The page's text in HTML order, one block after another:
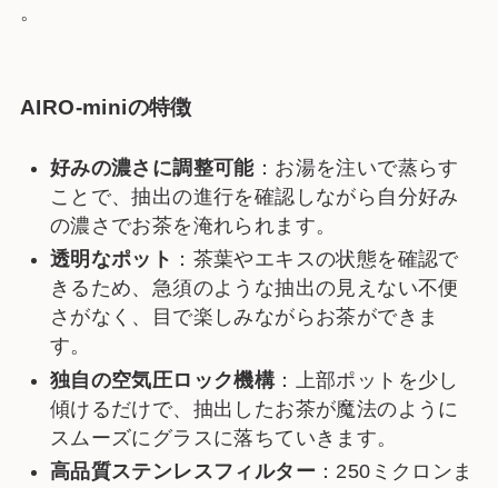
。
AIRO-miniの特徴
好みの濃さに調整可能：お湯を注いで蒸らす
ことで、抽出の進行を確認しながら自分好み
の濃さでお茶を淹れられます。
透明なポット ：茶葉やエキスの状態を確認で
きるため、急須のような抽出の見えない不便
さがなく、目で楽しみながらお茶ができま
す。
独自の空気圧ロック機構：上部ポットを少し
傾けるだけで、抽出したお茶が魔法のように
スムーズにグラスに落ちていきます。
高品質ステンレスフィルター ：250ミクロンま